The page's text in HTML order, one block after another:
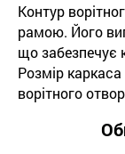
Контур
рамою. Його
що забезпечує
Розмір
ворітного